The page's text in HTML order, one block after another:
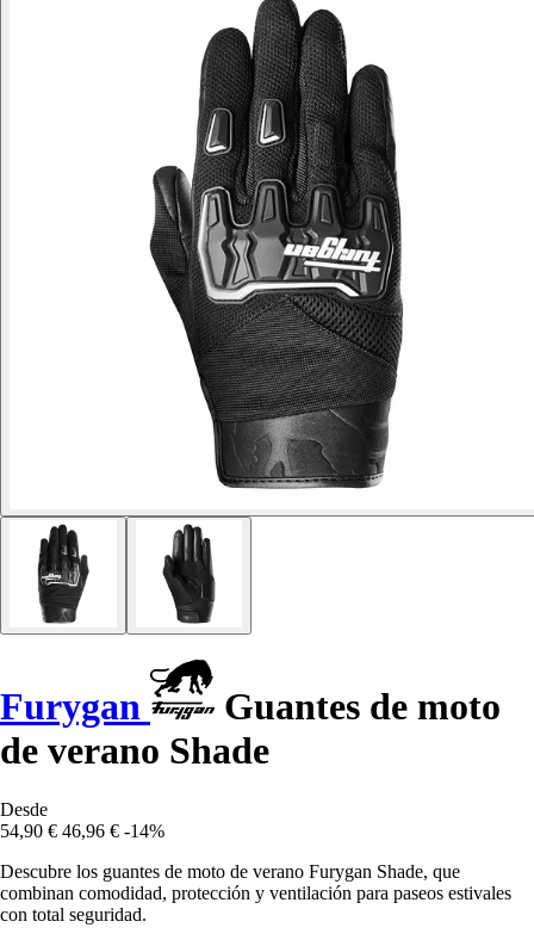
Furygan
Guantes de moto
de verano Shade
Desde
54,90 € 46,96 € -14%
Descubre los guantes de moto de verano Furygan Shade, que
combinan comodidad, protección y ventilación para paseos estivales
con total seguridad.